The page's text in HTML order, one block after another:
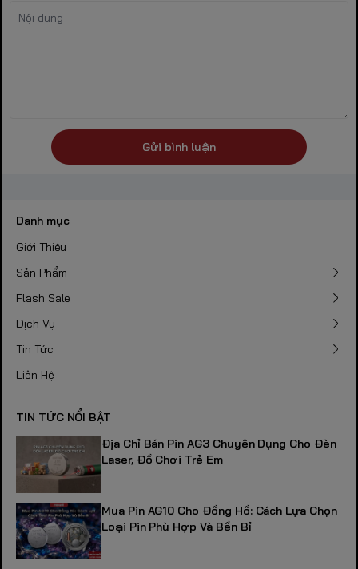
Gửi bình luận
Danh mục
Giới Thiệu
Sản Phẩm
Flash Sale
Dịch Vụ
Tin Tức
Liên Hệ
TIN TỨC NỔI BẬT
Địa Chỉ Bán Pin AG3 Chuyên Dụng Cho Đèn
Laser, Đồ Chơi Trẻ Em
Mua Pin AG10 Cho Đồng Hồ: Cách Lựa Chọn
Loại Pin Phù Hợp Và Bền Bỉ